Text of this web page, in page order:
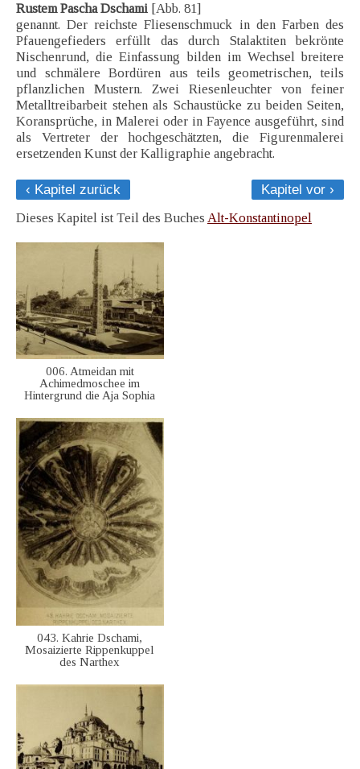
Rustem Pascha Dschami [Abb. 81]
genannt. Der reichste Fliesenschmuck in den Farben des
Pfauengefieders erfüllt das durch Stalaktiten bekrönte
Nischenrund, die Einfassung bilden im Wechsel breitere
und schmälere Bordüren aus teils geometrischen, teils
pflanzlichen Mustern. Zwei Riesenleuchter von feiner
Metalltreibarbeit stehen als Schaustücke zu beiden Seiten,
Koransprüche, in Malerei oder in Fayence ausgeführt, sind
als Vertreter der hochgeschätzten, die Figurenmalerei
ersetzenden Kunst der Kalligraphie angebracht.
‹ Kapitel zurück
Kapitel vor ›
Dieses Kapitel ist Teil des Buches Alt-Konstantinopel
006. Atmeidan mit
Achimedmoschee im
Hintergrund die Aja Sophia
043. Kahrie Dschami,
Mosaizierte Rippenkuppel
des Narthex